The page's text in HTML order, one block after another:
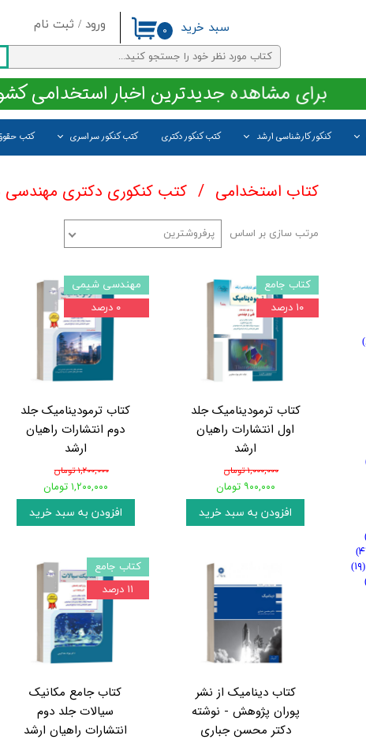
ورود / ثبت نام
حساب کاربری من
تغییر گذر واژه
سفارشات
خروج از حساب کاربری کنکور کارشناسی ارشد کتب کنکور دکتری کتب کنکور سراسری کتب
۰ سبد خرید
برای مشاهده جدیدترین اخبار استخدامی
کتاب استخدامی کتب کنکوری دکتری مهندسی
مرتب سازی بر اساس پرفروشترین
کتاب ترمودینامیک جلد
اول انتشارات راهیان
ارشد
۱,۰۰۰,۰۰۰ تومان
۹۰۰,۰۰۰ تومان
افزودن به سبد خرید
کتاب جامع
۱۰ درصد
کتاب ترمودینامیک جلد
دوم انتشارات راهیان
ارشد
۱,۲۰۰,۰۰۰ تومان
۱,۲۰۰,۰۰۰ تومان
افزودن به سبد خرید
مهندسی شیمی
۰ درصد
کتاب دینامیک از نشر
پوران پژوهش - نوشته
دکتر محسن جباری
کتاب جامع مکانیک
سیالات جلد دوم
انتشارات راهیان ارشد
کتاب جامع
۱۱ درصد
(۱۹)